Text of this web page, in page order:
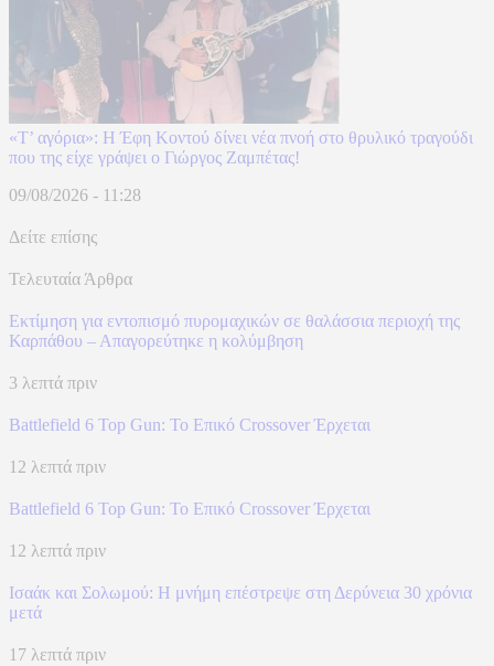
«Τ’ αγόρια»: Η Έφη Κοντού δίνει νέα πνοή στο θρυλικό τραγούδι
που της είχε γράψει ο Γιώργος Ζαμπέτας!
09/08/2026 - 11:28
Δείτε επίσης
Τελευταία Άρθρα
Εκτίμηση για εντοπισμό πυρομαχικών σε θαλάσσια περιοχή της
Καρπάθου – Απαγορεύτηκε η κολύμβηση
3 λεπτά πριν
Battlefield 6 Top Gun: Το Επικό Crossover Έρχεται
12 λεπτά πριν
Battlefield 6 Top Gun: Το Επικό Crossover Έρχεται
12 λεπτά πριν
Ισαάκ και Σολωμού: Η μνήμη επέστρεψε στη Δερύνεια 30 χρόνια
μετά
17 λεπτά πριν